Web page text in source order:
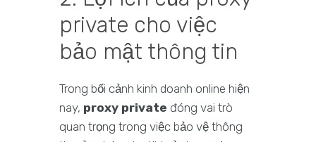
private cho việc
bảo mật thông tin
Trong bối cảnh kinh doanh online hiện
nay, proxy private đóng vai trò
quan trọng trong việc bảo vệ thông